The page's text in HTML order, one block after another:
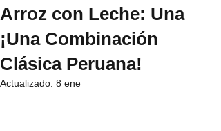
Arroz con Leche: Una
¡Una Combinación
Clásica Peruana!
Actualizado: 8 ene